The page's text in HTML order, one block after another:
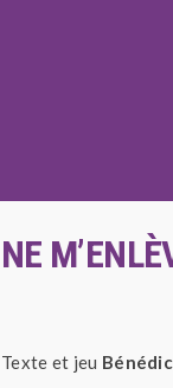
NE
Texte et jeu